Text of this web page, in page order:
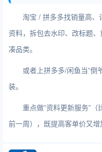
淘宝 / 拼多多找销量高
资料，拆包去水印、改标题
凑品类。
或者上拼多多/闲鱼当”倒
装。
重点做”资料更新服务”
前一周），既提高客单价又增